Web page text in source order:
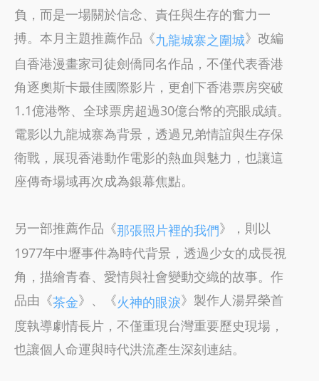
負，而是一場關於信念、責任與生存的奮力一
搏。本月主題推薦作品《九龍城寨之圍城》改編
自香港漫畫家司徒劍僑同名作品，不僅代表香港
角逐奧斯卡最佳國際影片，更創下香港票房突破
1.1億港幣、全球票房超過30億台幣的亮眼成績。
電影以九龍城寨為背景，透過兄弟情誼與生存保
衛戰，展現香港動作電影的熱血與魅力，也讓這
座傳奇場域再次成為銀幕焦點。
另一部推薦作品《那張照片裡的我們》，則以
1977年中壢事件為時代背景，透過少女的成長視
角，描繪青春、愛情與社會變動交織的故事。作
品由《茶金》、《火神的眼淚》製作人湯昇榮首
度執導劇情長片，不僅重現台灣重要歷史現場，
也讓個人命運與時代洪流產生深刻連結。